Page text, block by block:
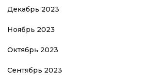
Декабрь 2023
Ноябрь 2023
Октябрь 2023
Сентябрь 2023